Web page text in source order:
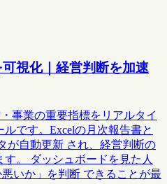
視化｜経営判断を加速
事業の重要指標をリアルタイ
です。Excelの月次報告書と
が自動更新 され、経営判断の
。 ダッシュボードを見た人
いか」を判断 できることが最